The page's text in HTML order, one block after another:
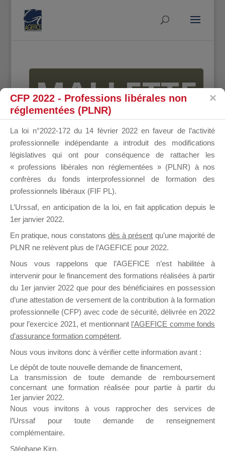
MALLETTE
DU
DIRIGEANT
il y a un mois
Ce groupe est destiné aux Organismes de
Formation qui souhaitent répondre à l’Appel à
Propositions Mallette du Dirigeant.
Ce groupe propose un forum dédié au support
sur lequel il est possible de laisser un message
ou poser une question.
NB : Il est nécessaire d’être
pouvoir rejoindre ce groupe
CFP 2022 - Professions libérales non
réglementées (PLNR)
La loi n°2022-172 du 14 février 2022 en faveur de l’activité
professionnelle indépendante a introduit des modifications
législatives qui ont pour conséquence de rattacher les
« professions libérales non réglementées » (PLNR) à nos
confrères du fonds interprofessionnel de formation des
professionnels libéraux (FIF PL).
L’Urssaf, en anticipation de la loi, en fait application depuis le
1er janvier 2022.
En pratique, nous constatons dès à présent qu’une majorité de
PLNR ne relèvent plus de l’AGEFICE pour 2022.
Nous vous rappelons que l’AGEFICE n’est habilitée à
intervenir pour le financement des formations réalisées à partir
du 1er janvier 2022 que pour des bénéficiaires en possession
d’une attestation de versement de la contribution à la formation
professionnelle (CFP) avec code de sécurité, délivrée en 2022
pour l’exercice 2021, et mentionnant l’AGEFICE comme fonds
d’assurance formation compétent.
Nous vous invitons donc à vérifier cette information avant :
Le dépôt de toute nouvelle demande de financement,
La transmission de toute demande de remboursement
concernant une formation réalisée pour partie à partir du
1er janvier 2022.
Nous vous invitons à vous rapprocher des services de
l’Urssaf pour toute demande de renseignement
complémentaire.
Stéphane Kirn,